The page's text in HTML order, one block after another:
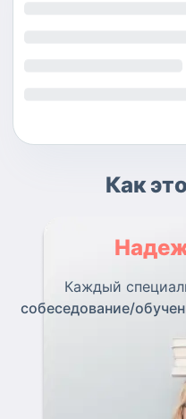
Как
Каждый
собеседование/